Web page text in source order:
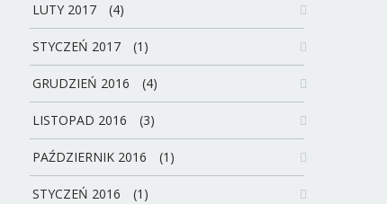
LUTY 2017 (4)
STYCZEŃ 2017 (1)
GRUDZIEŃ 2016 (4)
LISTOPAD 2016 (3)
PAŹDZIERNIK 2016 (1)
STYCZEŃ 2016 (1)